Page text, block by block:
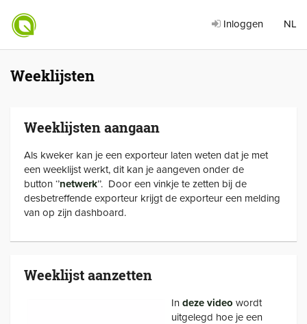
Inloggen NL
Weeklijsten
Weeklijsten aangaan
Als kweker kan je een exporteur laten weten dat je met
een weeklijst werkt, dit kan je aangeven onder de
button ‘’netwerk’’. Door een vinkje te zetten bij de
desbetreffende exporteur krijgt de exporteur een melding
van op zijn dashboard.
Weeklijst aanzetten
In deze video wordt
uitgelegd hoe je een